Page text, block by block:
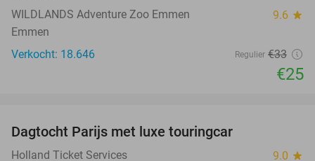
WILDLANDS Adventure Zoo Emmen 9.6 star
Emmen
Verkocht: 18.646
Regulier €33
€25
Dagtocht Parijs met luxe touringcar
Holland Ticket Services 9.0 star